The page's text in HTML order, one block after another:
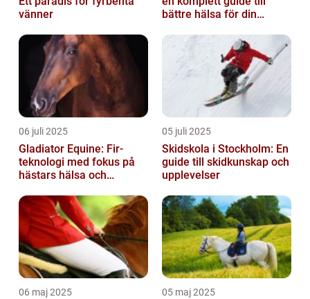
vänner
bättre hälsa för din
06 juli 2025
Gladiator Equine: Fir-
teknologi med fokus på
hästars hälsa och
05 juli 2025
Skidskola i Stockholm: En
guide till skidkunskap och
upplevelser
06 maj 2025 05 maj 2025